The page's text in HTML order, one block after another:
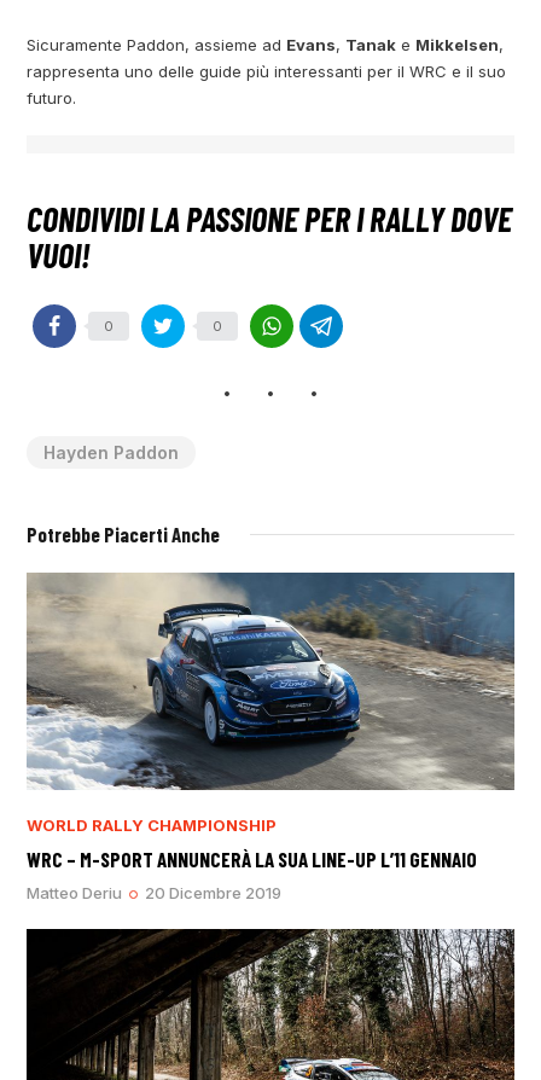
Sicuramente Paddon, assieme ad Evans, Tanak e Mikkelsen,
rappresenta uno delle guide più interessanti per il WRC e il suo
futuro.
0 0
Hayden Paddon
Potrebbe Piacerti Anche
WORLD RALLY CHAMPIONSHIP
WRC – M-SPORT ANNUNCERÀ LA SUA LINE-UP L’11 GENNAIO
Matteo Deriu 20 Dicembre 2019